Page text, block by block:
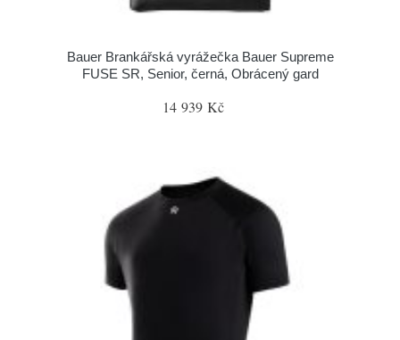
Bauer Brankářská vyrážečka Bauer Supreme
FUSE SR, Senior, černá, Obrácený gard
14 939 Kč